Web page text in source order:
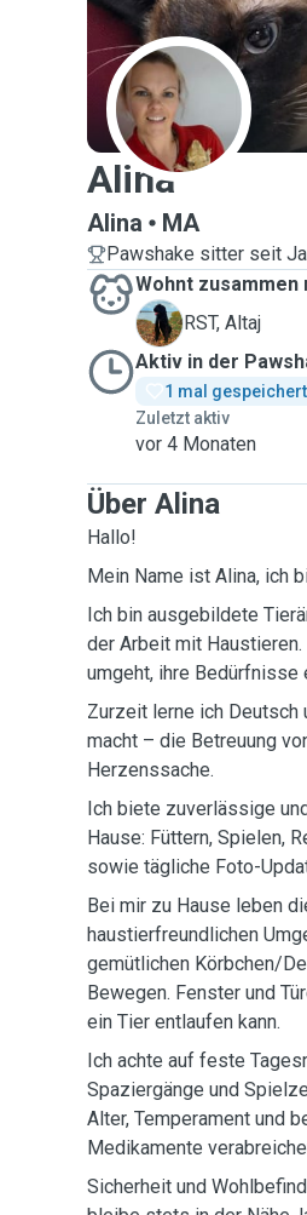
A
Alina
Alina MA
Pawshake sitter seit
Wohnt zusammen
A
RST, Altaj
Aktiv in der
1 mal gespeichert
Zuletzt aktiv
vor 4 Monaten
Über Alina
Hallo!
Mein Name ist Alina, ich
Ich bin ausgebildete
der Arbeit mit
umgeht, ihre Bedürfnisse
Zurzeit lerne ich Deutsch
macht – die Betreuung
Herzenssache.
Ich biete zuverlässige
Hause: Füttern, Spielen,
sowie tägliche Foto-
Bei mir zu Hause leben
haustierfreundlichen
gemütlichen Körbchen/
Bewegen. Fenster und
ein Tier entlaufen kann.
Ich achte auf feste
Spaziergänge und
Alter, Temperament und
Medikamente
Sicherheit und